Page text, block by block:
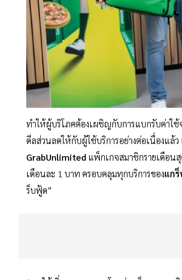
ทำให้ผู้บริโภคต้องเผชิญกับการแบกรับค่าใ
ดีลส่วนลดให้กับผู้ใช้บริการอย่างต่อเนื่องแล้
GrabUnlimited แพ็กเกจสมาชิกรายเดือน
เดือนละ 1 บาท ครอบคลุมทุกบริการของแกร็
ร็บฟู้ด”